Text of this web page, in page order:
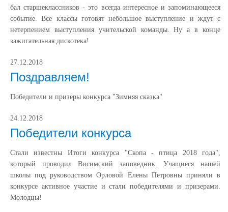
бал старшеклассников - это всегда интересное и запоминающееся
событие. Все классы готовят небольшое выступление и ждут с
нетерпением выступления учительской команды. Ну а в конце
зажигательная дискотека!
27.12.2018
Поздравляем!
Победители и призеры конкурса "Зимняя сказка"
24.12.2018
Победители конкурса
Стали известны Итоги конкурса "Скопа - птица 2018 года",
который проводил Висимский заповедник. Учащиеся нашей
школы под руководством Орловой Елены Петровны приняли в
конкурсе активное участие и стали победителями и призерами.
Молодцы!